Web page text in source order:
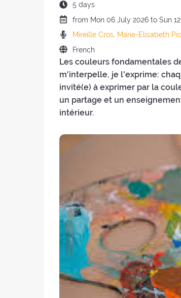
Duration
of
retreat:
5 days
Date
of
retreat
:
from Mon 06 July 2026 to Sun
Preachers:
Mireille Cros, Marie-Elisabeth
Language
of
the
retreat:
French
Les couleurs fondamentales
m'interpelle, je l'exprime:
invité(e) à exprimer par la
un partage et un
intérieur.